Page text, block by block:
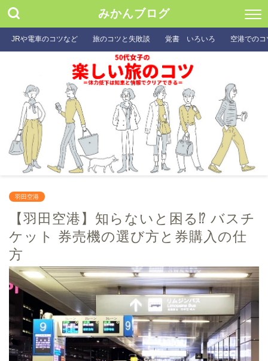
みかんブログ
JRや電車のコツなど 旅のコツと失敗談 覚書 いろいろ 空港での
羽田空港
【羽田空港】知らないと困る⁉ バスチ
ケット 券売機の選び方と券購入の仕
方